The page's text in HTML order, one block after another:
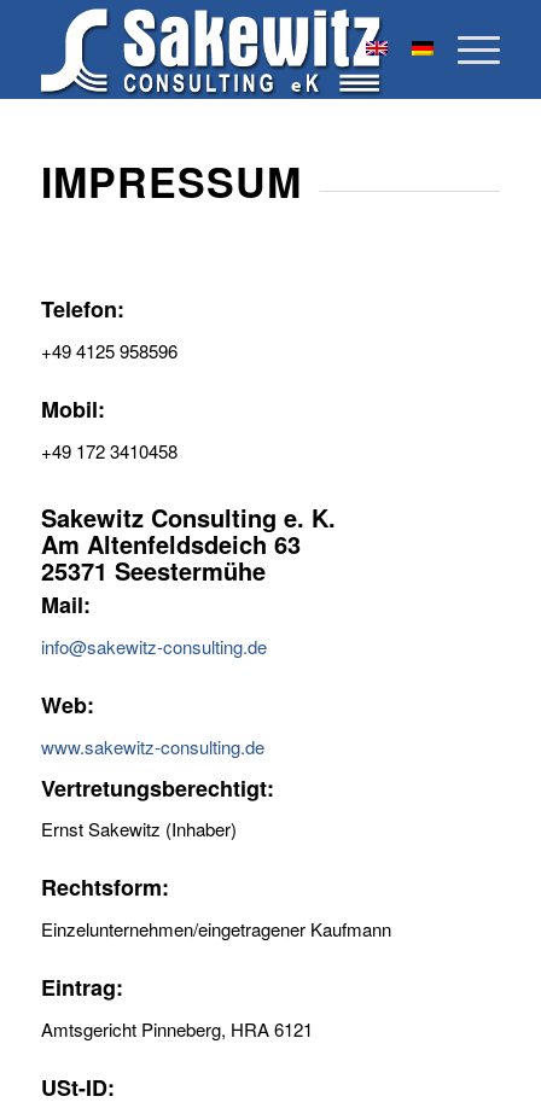
IMPRESSUM
Telefon:
+49 4125 958596
Mobil:
+49 172 3410458
Sakewitz Consulting e. K.
Am Altenfeldsdeich 63
25371 Seestermühe
Mail:
info@sakewitz-consulting.de
Web:
www.sakewitz-consulting.de
Vertretungsberechtigt:
Ernst Sakewitz (Inhaber)
Rechtsform:
Einzelunternehmen/eingetragener Kaufmann
Eintrag:
Amtsgericht Pinneberg, HRA 6121
USt-ID: